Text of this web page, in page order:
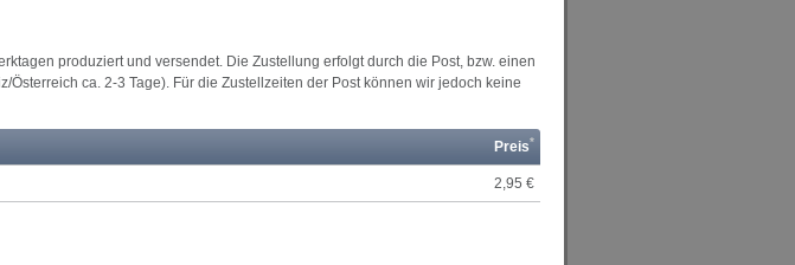
produziert und versendet. Die Zustellung erfolgt durch die Post, bzw. einen
Österreich ca. 2-3 Tage). Für die Zustellzeiten der Post können wir jedoch keine
Preis*
2,95 €